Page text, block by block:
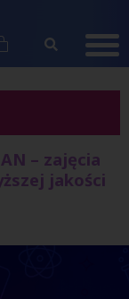
– zajęcia
jakości